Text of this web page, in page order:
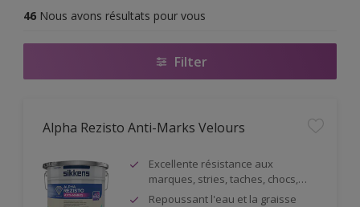
46 Nous avons résultats pour vous
Filter
Alpha Rezisto Anti-Marks Velours
Excellente résistance aux
marques, stries, taches, chocs,…
Repoussant l'eau et la graisse